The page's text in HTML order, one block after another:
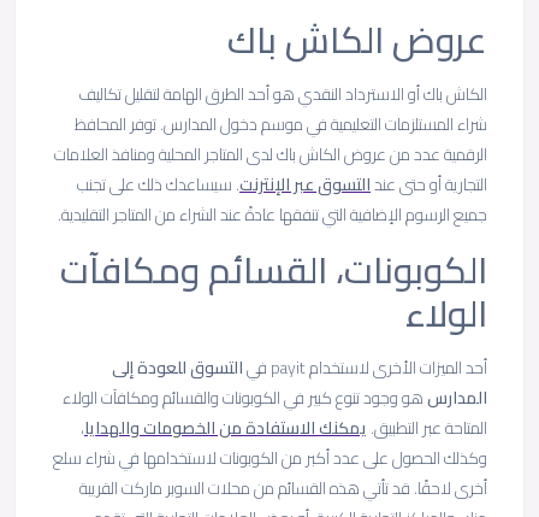
عروض الكاش باك
الكاش باك أو الاسترداد النقدي هو أحد الطرق الهامة لتقليل تكاليف
شراء المستلزمات التعليمية في موسم دخول المدارس. توفر المحافظ
الرقمية عدد من عروض الكاش باك لدى المتاجر المحلية ومنافذ العلامات
التجارية أو حتى عندالتسوق عبر الإنترنت. سيساعدك ذلك على تجنب
جميع الرسوم الإضافية التي تنفقها عادةً عند الشراء من المتاجر التقليدية.
الكوبونات، القسائم ومكافآت
الولاء
أحد الميزات الأخرى لاستخدام payit في
التسوق للعودة إلى
المدارسهو وجود تنوع كبير في الكوبونات والقسائم ومكافآت الولاء
المتاحة عبر التطبيق.يمكنك الاستفادة من الخصومات والهدايا،
وكذلك الحصول على عدد أكبر من الكوبونات لاستخدامها في شراء سلع
أخرى لاحقًا. قد تأتي هذه القسائم من محلات السوبر ماركت القريبة